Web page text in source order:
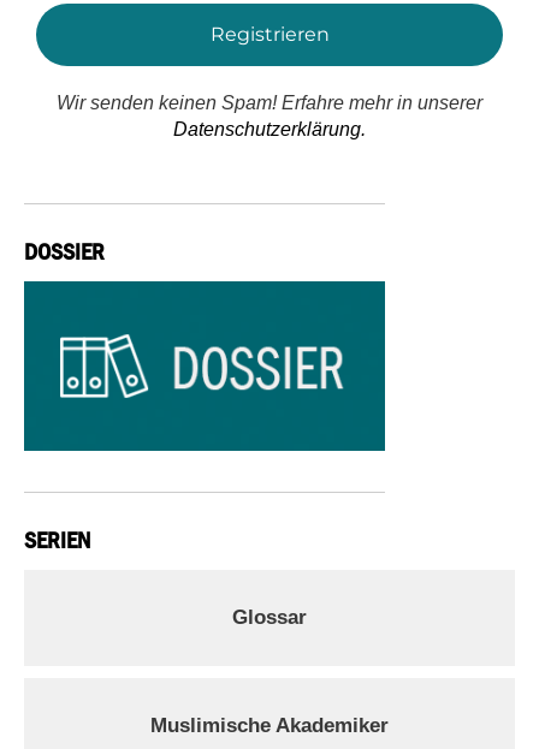
Wir senden keinen Spam! Erfahre mehr in unserer
Datenschutzerklärung.
DOSSIER
SERIEN
Glossar
Muslimische Akademiker